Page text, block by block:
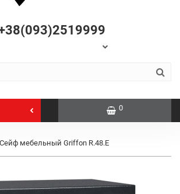
0
Сейф мебельный Griffon R.48.E